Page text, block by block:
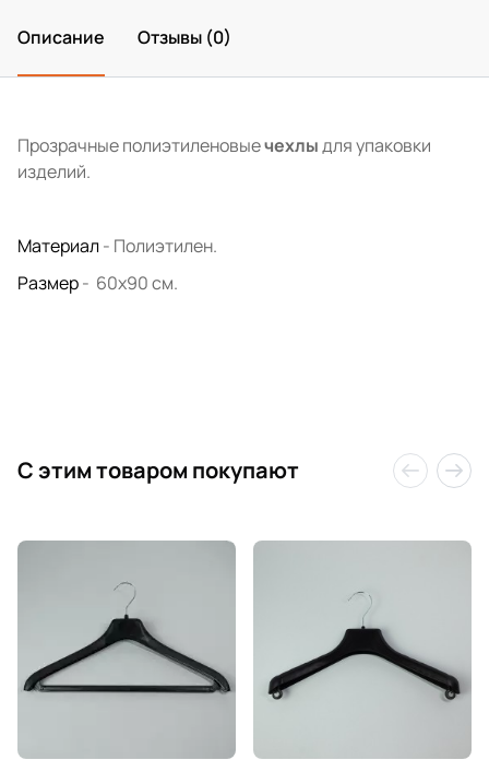
Описание Отзывы (0)
Прозрачные полиэтиленовыечехлыдля упаковки
изделий.
Материал- Полиэтилен.
Размер- 60х90 см.
C этим товаром покупают